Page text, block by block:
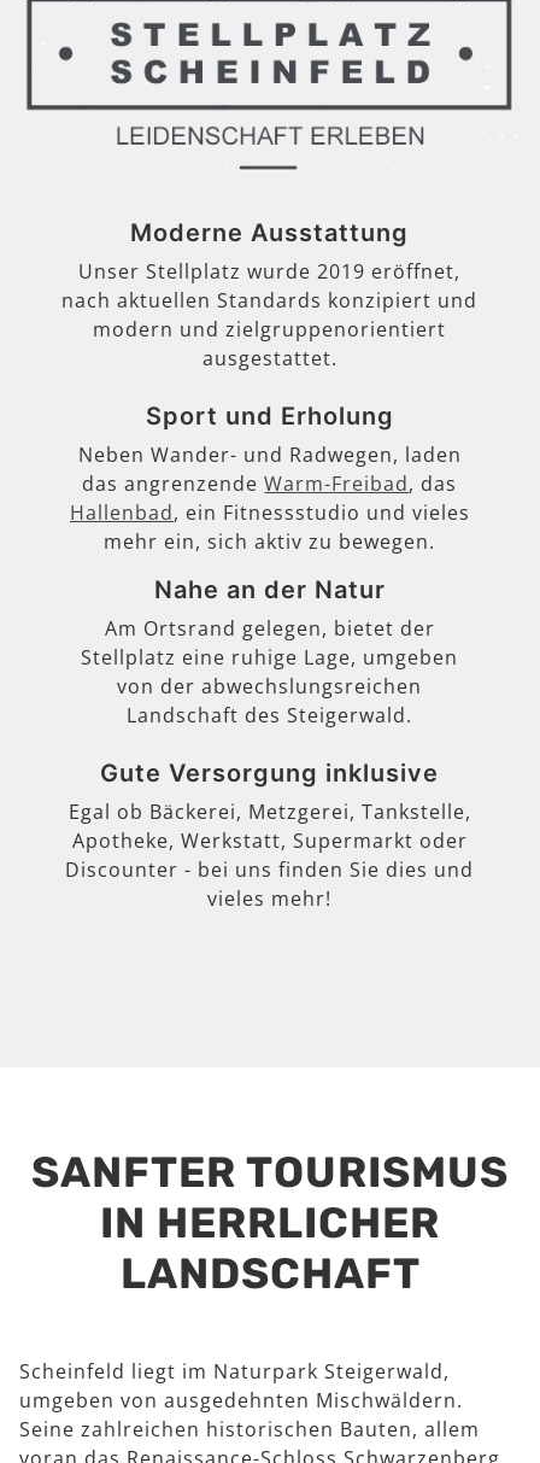
Moderne Ausstattung
Unser Stellplatz wurde 2019 eröffnet,
nach aktuellen Standards konzipiert und
modern und zielgruppenorientiert
ausgestattet.
Sport und Erholung
Neben Wander- und Radwegen, laden
das angrenzendeWarm-Freibad, das
Hallenbad, ein Fitnessstudio und vieles
mehr ein, sich aktiv zu bewegen.
Nahe an der Natur
Am Ortsrand gelegen, bietet der
Stellplatz eine ruhige Lage, umgeben
von der abwechslungsreichen
Landschaft des Steigerwald.
Gute Versorgung inklusive
Egal ob Bäckerei, Metzgerei, Tankstelle,
Apotheke, Werkstatt, Supermarkt oder
Discounter - bei uns finden Sie dies und
vieles mehr!
SANFTER TOURISMUS
IN HERRLICHER
LANDSCHAFT
Scheinfeld liegt im Naturpark Steigerwald,
umgeben von ausgedehnten Mischwäldern.
Seine zahlreichen historischen Bauten, allem